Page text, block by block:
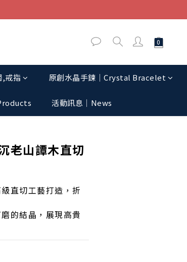
戒指 原創水晶手鍊│Crystal Bracelet
活動訊息│News
老山譚木直切
直切工藝打造，折
的結晶，展現高貴